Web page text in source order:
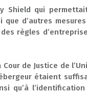
Shield qui
d’autres
règles
de Justice de
étaient
qu’à